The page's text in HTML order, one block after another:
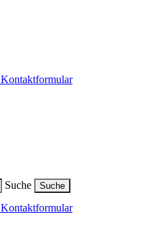
Kontaktformular
Suche Suche
Kontaktformular